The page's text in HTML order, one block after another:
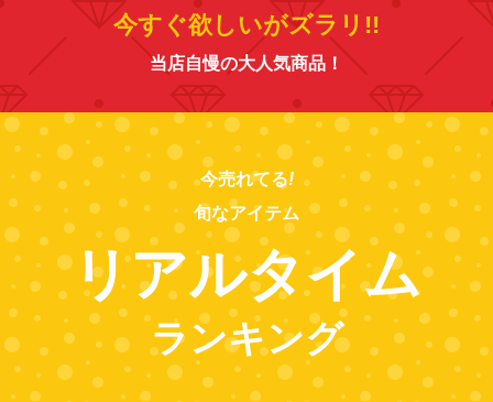
今すぐ欲しいがズラリ!!
当店自慢の大人気商品！
今売れてる!
旬なアイテム
リアルタイム
ランキング